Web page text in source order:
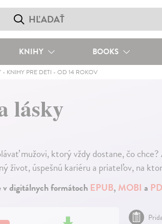
KNIHY BOOKS
- KNIHY PRE DETI - OD 14 ROKOV
lásky
mužovi, ktorý vždy dostane, čo
život, úspešnú kariéru a priateľov, na
digitálnych formátochEPUB, MOBI a